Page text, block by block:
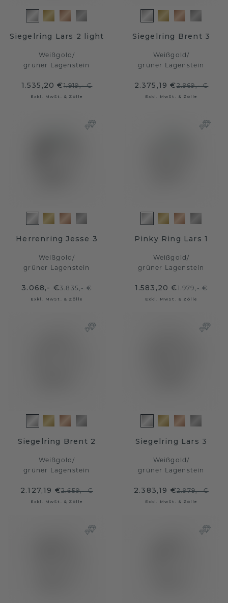
Siegelring Lars 2 light
Weißgold/
grüner Lagenstein
1.535,20 €1.919,- €
Exkl. MwSt. & Zölle
Siegelring Brent 3
Weißgold/
grüner Lagenstein
2.375,19 €2.969,- €
Exkl. MwSt. & Zölle
Herrenring Jesse 3
Weißgold/
grüner Lagenstein
3.068,- €3.835,- €
Exkl. MwSt. & Zölle
Pinky Ring Lars 1
Weißgold/
grüner Lagenstein
1.583,20 €1.979,- €
Exkl. MwSt. & Zölle
Siegelring Brent 2
Weißgold/
grüner Lagenstein
2.127,19 €2.659,- €
Exkl. MwSt. & Zölle
Siegelring Lars 3
Weißgold/
grüner Lagenstein
2.383,19 €2.979,- €
Exkl. MwSt. & Zölle